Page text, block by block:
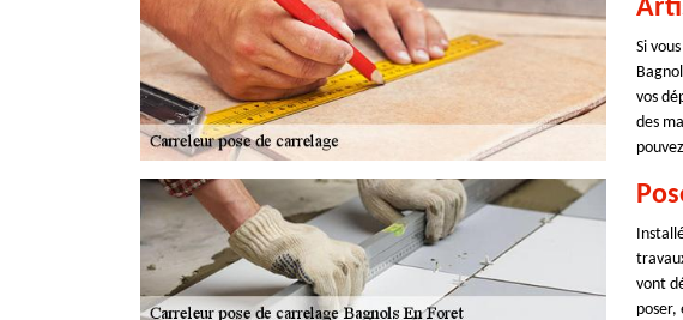
Si
vos
des
vont
poser,